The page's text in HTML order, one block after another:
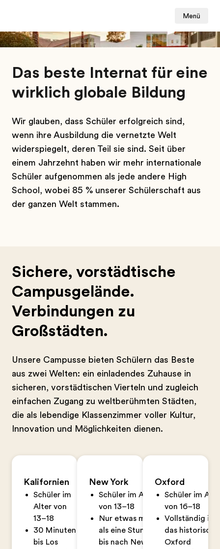
Menü
Das beste Internat für eine
wirklich globale Bildung
Wir glauben, dass Schüler erfolgreich sind,
wenn ihre Ausbildung die vernetzte Welt
widerspiegelt, deren Teil sie sind. Seit über
einem Jahrzehnt haben wir mehr internationale
Schüler aufgenommen als jede andere High
School, wobei 85 % unserer Schülerschaft aus
der ganzen Welt stammen.
Sichere, vorstädtische
Campusgelände.
Verbindungen zu
Großstädten.
Unsere Campusse bieten Schülern das Beste
aus zwei Welten: ein einladendes Zuhause in
sicheren, vorstädtischen Vierteln und zugleich
einfachen Zugang zu weltberühmten Städten,
die als lebendige Klassenzimmer voller Kultur,
Innovation und Möglichkeiten dienen.
Kalifornien
Schüler im
Alter von
13–18
30 Minuten
bis Los
New York
Schüler im Alter
von 13–18
Nur etwas mehr
als eine Stunde
bis nach New
Oxford
Schüler im
von 16–18
Vollständig in
das historische
Oxford